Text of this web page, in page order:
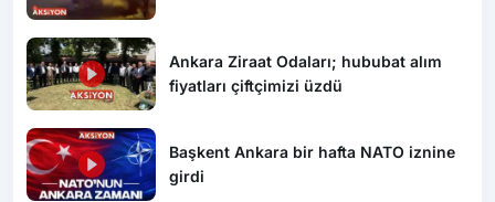
Ankara Ziraat Odaları; hububat alım
fiyatları çiftçimizi üzdü
Başkent Ankara bir hafta NATO iznine
girdi